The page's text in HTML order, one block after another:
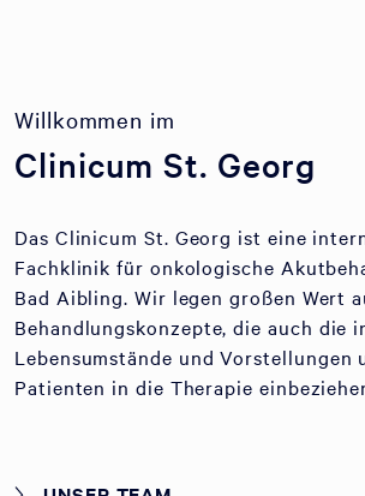
Willkommen im
Clinicum St. Georg
Das Clinicum St. Georg ist eine
Fachklinik für onkologische
Bad Aibling. Wir legen großen Wert
Behandlungskonzepte, die auch die
Lebensumstände und Vorstellungen
Patienten in die Therapie